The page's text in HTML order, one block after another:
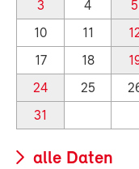
3 4 5
10
11
17
18
24
25
31
alle Daten